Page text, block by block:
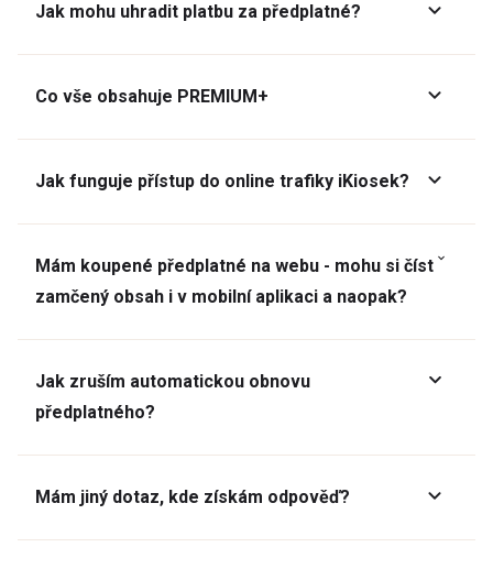
Jak mohu uhradit platbu za předplatné?
Co vše obsahuje PREMIUM+
Jak funguje přístup do online trafiky iKiosek?
Mám koupené předplatné na webu - mohu si číst
zamčený obsah i v mobilní aplikaci a naopak?
Jak zruším automatickou obnovu
předplatného?
Mám jiný dotaz, kde získám odpověď?